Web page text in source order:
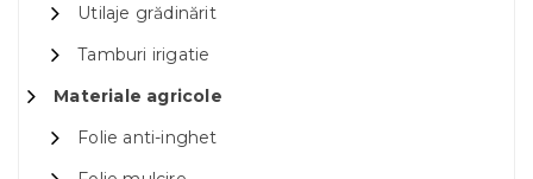
Utilaje grădinărit
Tamburi irigatie
Materiale agricole
Folie anti-inghet